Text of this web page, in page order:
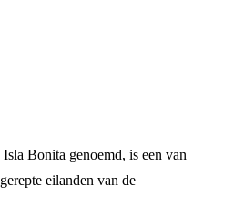
Bonita genoemd, is een van
eilanden van de